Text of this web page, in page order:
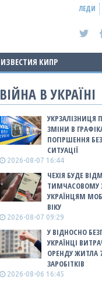
ЛЕДИ
ИЗВЕСТИЯ КИПР
ВІЙНА В УКРАЇНІ
УКРЗАЛІЗНИЦЯ
ЗМІНИ В
ПОГІРШЕННЯ
СИТУАЦІЇ
2026-08-07 16:44
ЧЕХІЯ БУДЕ
ТИМЧАСОВОМУ
УКРАЇНЦЯМ
ВІКУ
2026-08-07 09:29
У ВІДНОСНО
УКРАЇНЦІ
ОРЕНДУ ЖИТЛА
ЗАРОБІТКІВ
2026-08-06 16:45